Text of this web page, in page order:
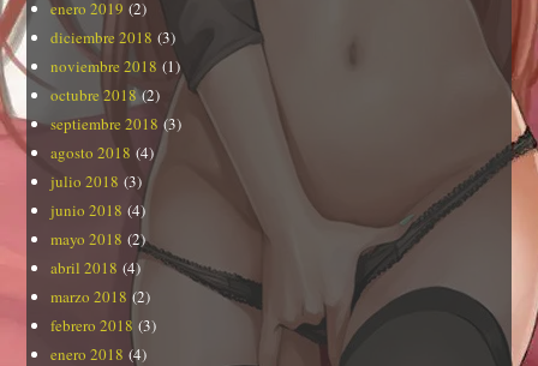
enero 2019 (2)
diciembre 2018 (3)
noviembre 2018 (1)
octubre 2018(2)
septiembre 2018 (3)
agosto 2018 (4)
julio 2018 (3)
junio 2018 (4)
mayo 2018 (2)
abril 2018 (4)
marzo 2018 (2)
febrero 2018 (3)
enero 2018 (4)